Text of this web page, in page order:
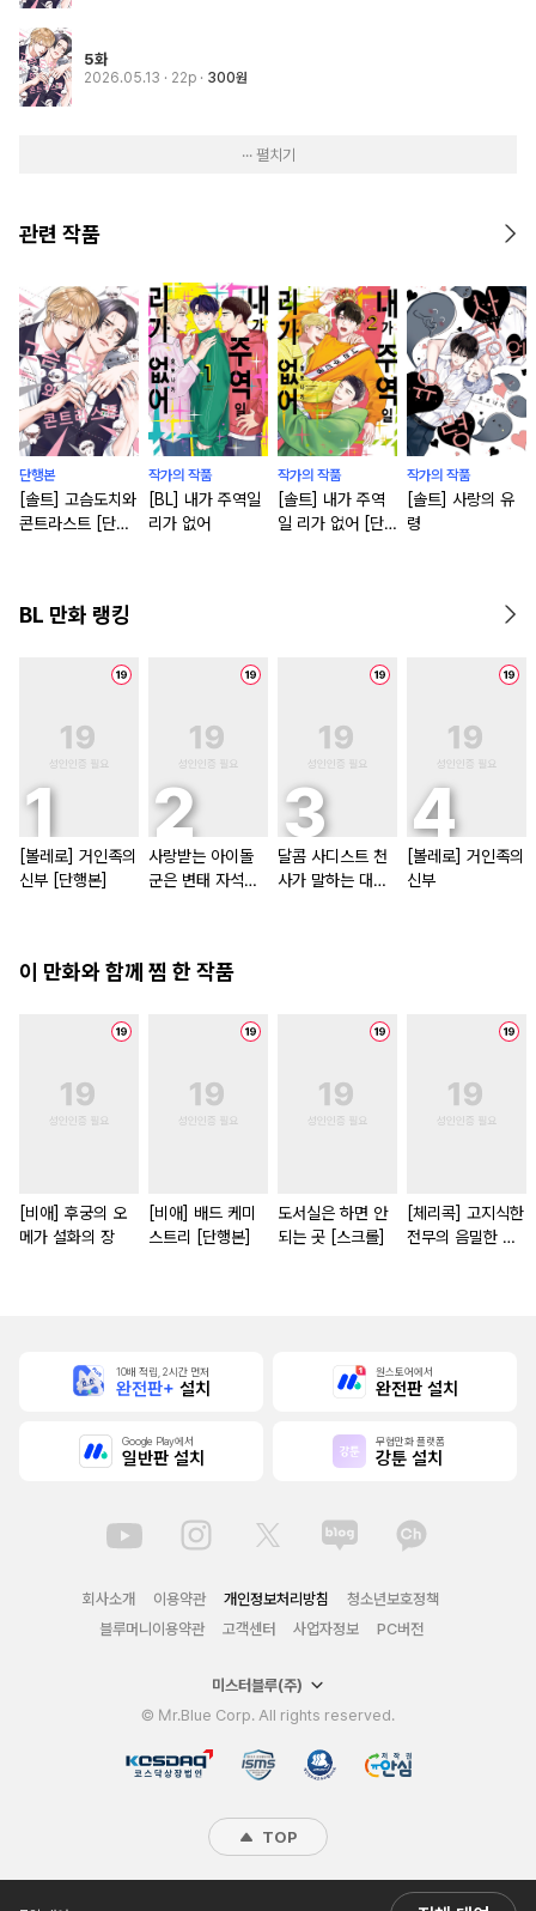
5화
2026.05.13 · 22p 300원
··· 펼치기
관련 작품
단행본
[솔트] 고슴도치와
콘트라스트 [단행
작가의 작품
[BL] 내가 주역일
리가 없어
작가의 작품
[솔트] 내가 주역
일 리가 없어 [단
작가의 작품
[솔트] 사랑의 유
령
BL 만화 랭킹
[볼레로] 거인족의
신부 [단행본]
사랑받는 아이돌
군은 변태 자석
달콤 사디스트 천
사가 말하는 대로
[볼레로] 거인족의
신부
이 만화와 함께 찜 한 작품
[비애] 후궁의 오
메가 설화의 장
[비애] 배드 케미
스트리 [단행본]
도서실은 하면 안
되는 곳 [스크롤]
[체리콕] 고지식한
전무의 음밀한 성
10배 적립, 2시간 먼저
완전판+ 설치
원스토어에서
완전판 설치
Google Play에서
일반판 설치
무협만화 플랫폼
강툰 설치
회사소개 이용약관 개인정보처리방침
청소년보호정책
블루머니이용약관
고객센터 사업자정보 PC버전
미스터블루(주)
© Mr.Blue Corp. All rights reserved.
TOP